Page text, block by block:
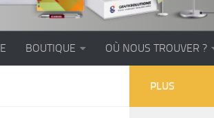
BOUTIQUE OÙ NOUS TROUVER ?
PLUS